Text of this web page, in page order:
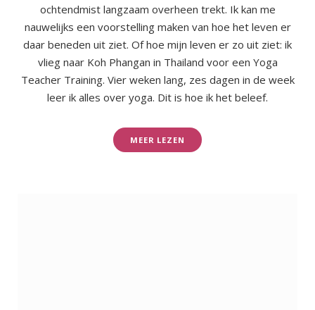
ochtendmist langzaam overheen trekt. Ik kan me
nauwelijks een voorstelling maken van hoe het leven er
daar beneden uit ziet. Of hoe mijn leven er zo uit ziet: ik
vlieg naar Koh Phangan in Thailand voor een Yoga
Teacher Training. Vier weken lang, zes dagen in de week
leer ik alles over yoga. Dit is hoe ik het beleef.
MEER LEZEN